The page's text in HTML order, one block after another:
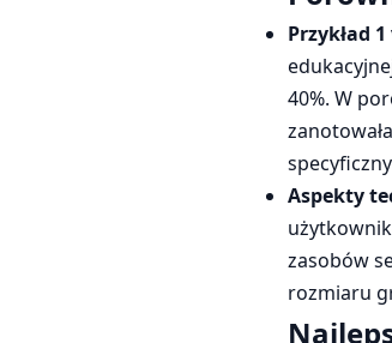
Przykład
40%. W
Aspekty
zasobów
rozmiaru